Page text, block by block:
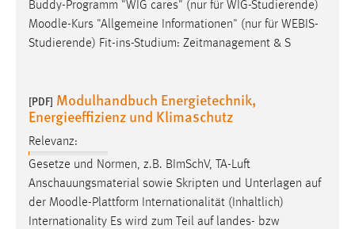
Buddy-Programm "WIG cares" (nur für WIG-Studierende)
Moodle-Kurs "Allgemeine Informationen" (nur für WEBIS-
Studierende) Fit-ins-Studium: Zeitmanagement & S
[PDF] Modulhandbuch Energietechnik,
Energieeffizienz und Klimaschutz
Relevanz:
Gesetze und Normen, z.B. BImSchV, TA-Luft
Anschauungsmaterial sowie Skripten und Unterlagen auf
der Moodle-Plattform Internationalität (Inhaltlich)
Internationality Es wird zum Teil auf landes- bzw